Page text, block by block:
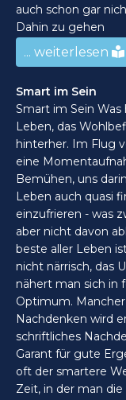
auch schon gar
Dahin zu gehen
... weiterlesen
Smart im Sein
Smart im Sein
Leben, das
hinterher. Im Flug
eine
Bemühen, uns
Leben auch quasi
einzufrieren - was
aber nicht davon
beste aller Leben
nicht närrisch, das
nähert man sich in
Optimum.
Nachdenken wird
schriftliches
Garant für gute
oft der smartere
Zeit, in der man